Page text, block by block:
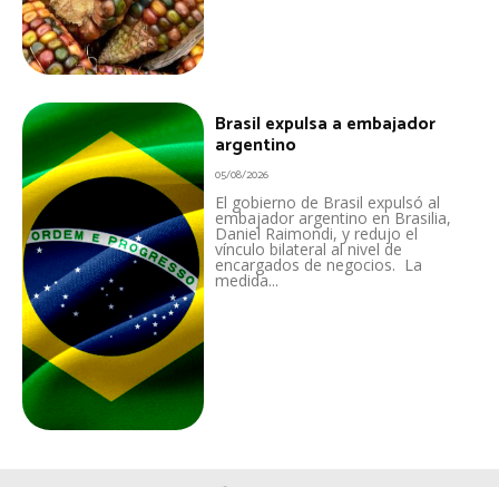
Brasil expulsa a embajador
argentino
05/08/2026
El gobierno de Brasil expulsó al
embajador argentino en Brasilia,
Daniel Raimondi, y redujo el
vínculo bilateral al nivel de
encargados de negocios. La
medida...